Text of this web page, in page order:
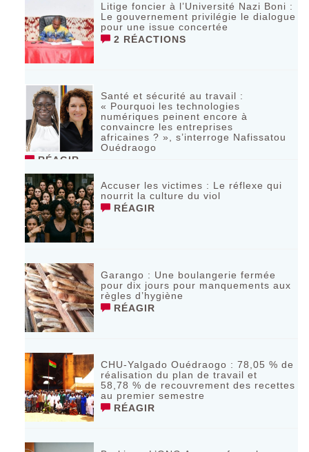
Litige foncier à l’Université Nazi Boni :
Le gouvernement privilégie le dialogue
pour une issue concertée
2 RÉACTIONS
Santé et sécurité au travail :
« Pourquoi les technologies
numériques peinent encore à
convaincre les entreprises
africaines ? », s’interroge Nafissatou
Ouédraogo
RÉAGIR
Accuser les victimes : Le réflexe qui
nourrit la culture du viol
RÉAGIR
Garango : Une boulangerie fermée
pour dix jours pour manquements aux
règles d’hygiène
RÉAGIR
CHU-Yalgado Ouédraogo : 78,05 % de
réalisation du plan de travail et
58,78 % de recouvrement des recettes
au premier semestre
RÉAGIR